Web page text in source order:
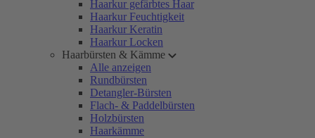
Haarkur gefärbtes Haar
Haarkur Feuchtigkeit
Haarkur Keratin
Haarkur Locken
Haarbürsten & Kämme
Alle anzeigen
Rundbürsten
Detangler-Bürsten
Flach- & Paddelbürsten
Holzbürsten
Haarkämme